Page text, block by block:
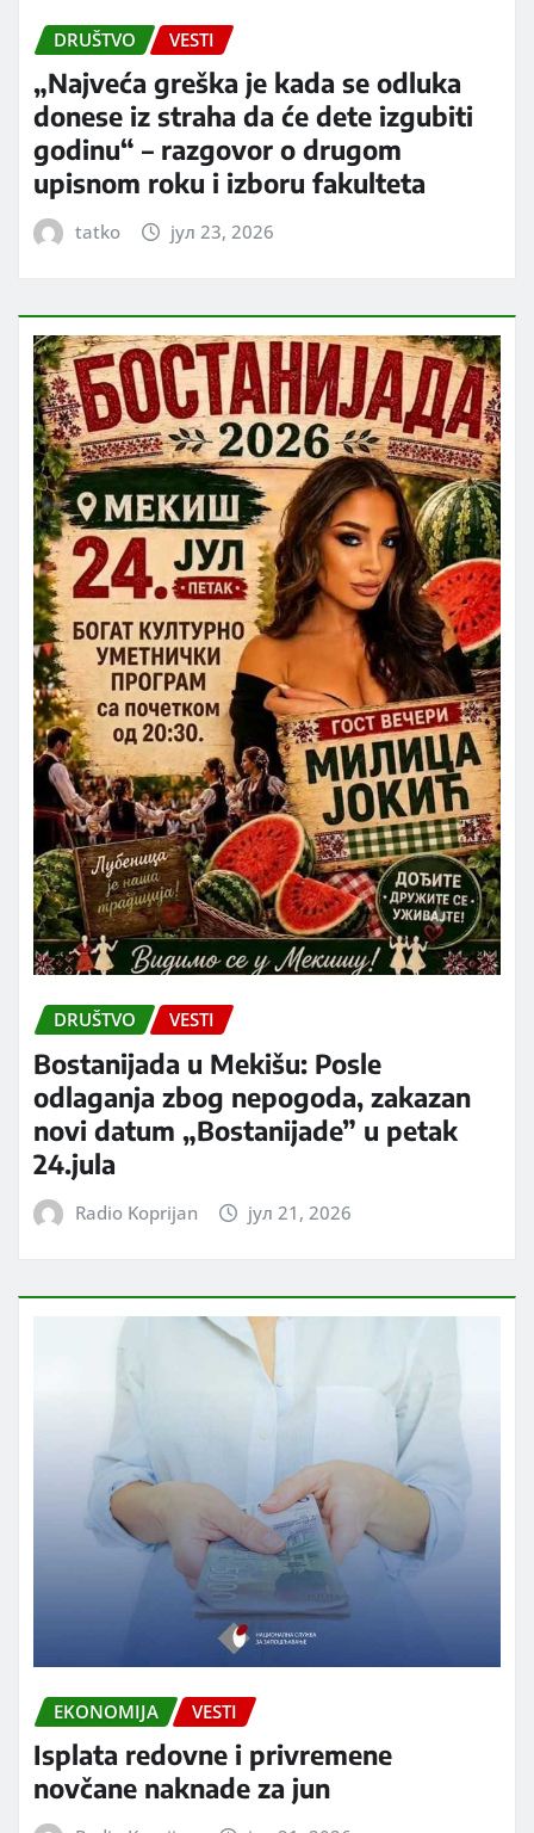
DRUŠTVO VESTI
„Najveća greška je kada se odluka
donese iz straha da će dete izgubiti
godinu“ – razgovor o drugom
upisnom roku i izboru fakulteta
tatko јул 23, 2026
DRUŠTVO VESTI
Bostanijada u Mekišu: Posle
odlaganja zbog nepogoda, zakazan
novi datum „Bostanijade” u petak
24.jula
Radio Koprijan јул 21, 2026
EKONOMIJA VESTI
Isplata redovne i privremene
novčane naknade za jun